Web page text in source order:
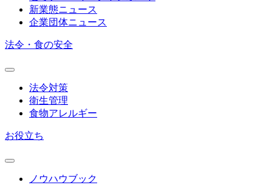
新業態ニュース
企業団体ニュース
法令・食の安全
法令対策
衛生管理
食物アレルギー
お役立ち
ノウハウブック